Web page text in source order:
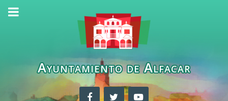
Ayuntamiento de Alfacar